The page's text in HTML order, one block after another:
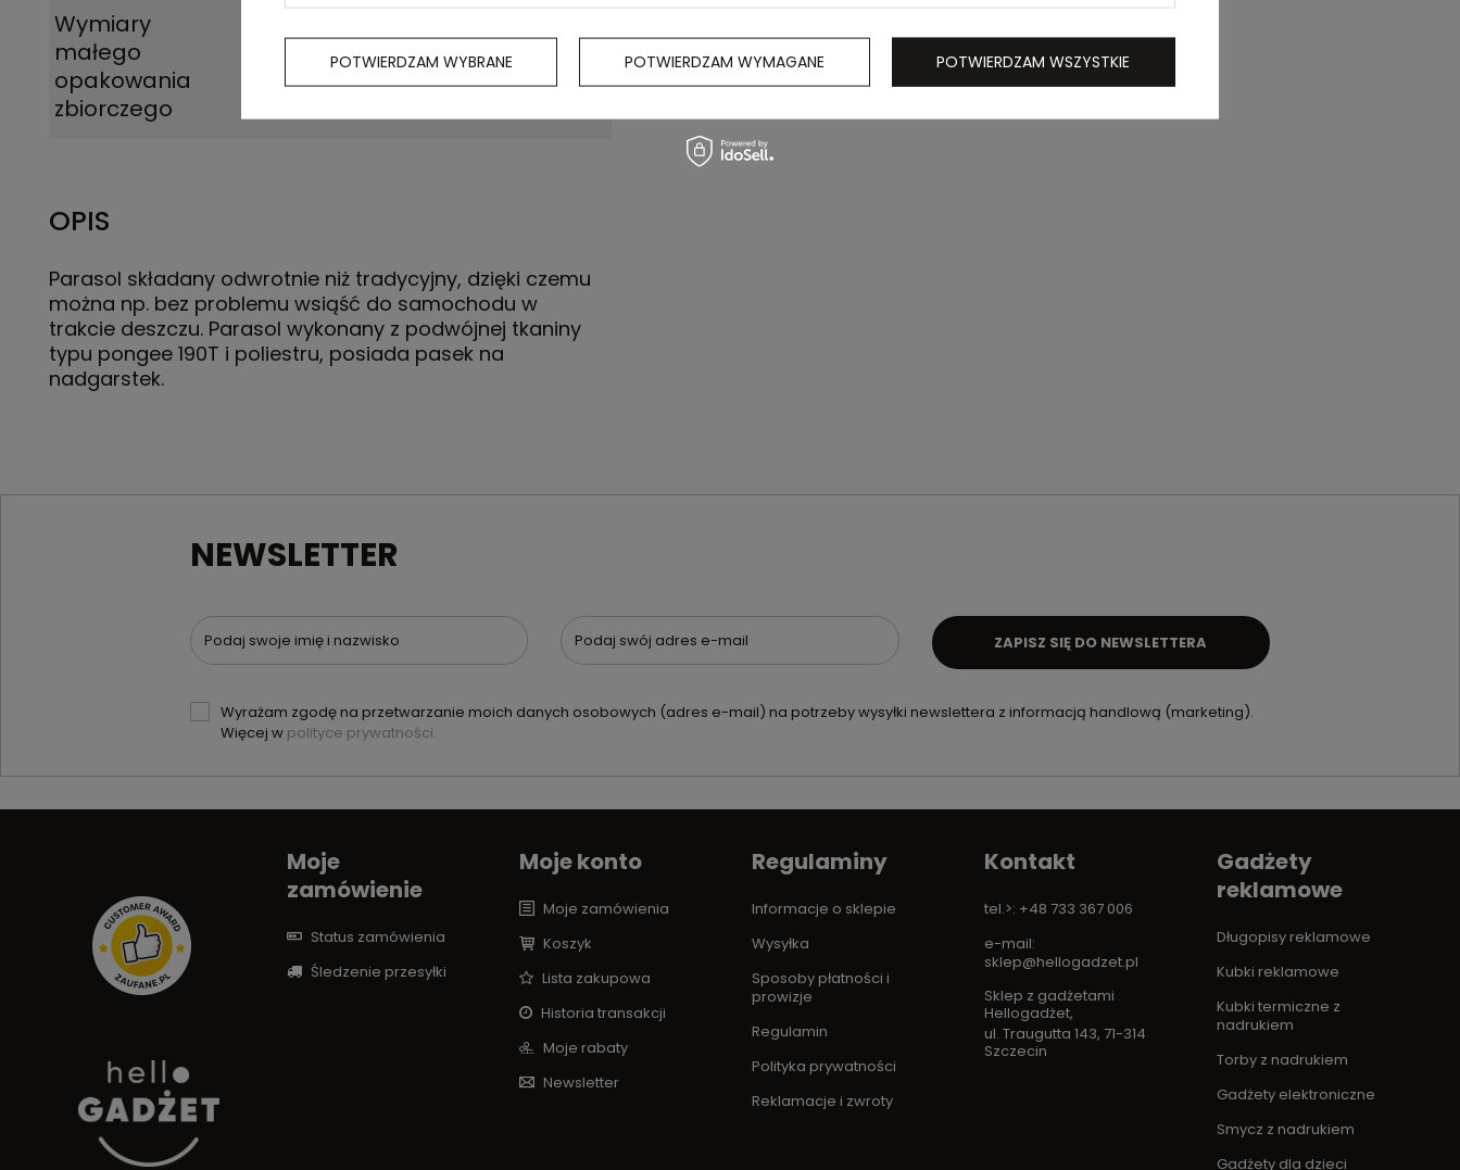
Wymiary
małego
opakowania
zbiorczego
OPIS
Parasol składany odwrotnie niż tradycyjny, dzięki czemu
można np. bez problemu wsiąść do samochodu w
trakcie deszczu. Parasol wykonany z podwójnej tkaniny
typu pongee 190T i poliestru, posiada pasek na
nadgarstek.
NEWSLETTER
Podaj swoje imię i nazwisko Podaj swój adres e-mail
Wyrażam zgodę na przetwarzanie moich danych osobowych (adres e-mail) na potrzeby wysyłki newslettera z informacją handlową (marketing).
Więcej w polityce prywatności.
ZAPISZ SIĘ DO NEWSLETTERA
Moje
zamówienie
Status zamówienia
Śledzenie przesyłki
Moje konto
Moje zamówienia
Koszyk
Lista zakupowa
Historia transakcji
Moje rabaty
Newsletter
Regulaminy
Informacje o sklepie
Wysyłka
Sposoby płatności i
prowizje
Regulamin
Polityka prywatności
Reklamacje i zwroty
Kontakt
tel.>: +48 733 367 006
e-mail:
sklep@hellogadzet.pl
Sklep z gadżetami
Hellogadżet,
ul. Traugutta 143, 71-314
Szczecin
Gadżety
reklamowe
Długopisy reklamowe
Kubki reklamowe
Kubki termiczne z
nadrukiem
Torby z nadrukiem
Gadżety elektroniczne
Smycz z nadrukiem
Gadżety dla dzieci
POTWIERDZAM WYBRANE POTWIERDZAM WYMAGANE POTWIERDZAM WSZYSTKIE